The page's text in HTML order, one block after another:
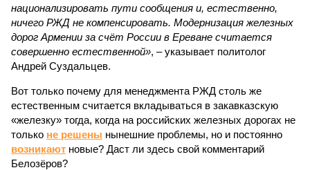
национализировать пути сообщения и, естественно,
ничего РЖД не компенсировать. Модернизация железных
дорог Армении за счёт России в Ереване считается
совершенно естественной», – указывает политолог
Андрей Суздальцев.
Вот только почему для менеджмента РЖД столь же
естественным считается вкладываться в закавказскую
«железку» тогда, когда на российских железных дорогах не
только не решены нынешние проблемы, но и постоянно
возникают новые? Даст ли здесь свой комментарий
Белозёров?